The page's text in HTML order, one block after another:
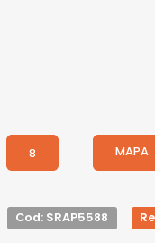
8 MAPA
Cod: SRAP5588